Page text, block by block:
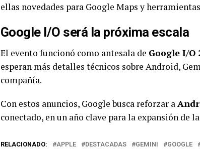
ellas novedades para Google Maps y
Google I/O será la próxima escala
El evento funcionó como antesala de Google I/O
esperan más detalles técnicos sobre Android,
compañía.
Con estos anuncios, Google busca reforzar a
conectado, en un año clave para la expansión
RELACIONADO: APPLE DESTACADAS GEMINI GOOGLE